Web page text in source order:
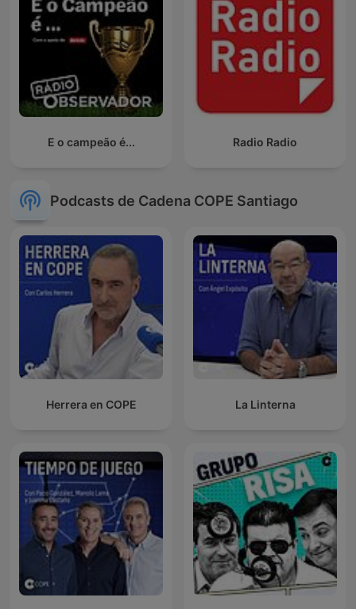
E o campeão é... Radio Radio
Podcasts de Cadena COPE Santiago
Herrera en COPE La Linterna